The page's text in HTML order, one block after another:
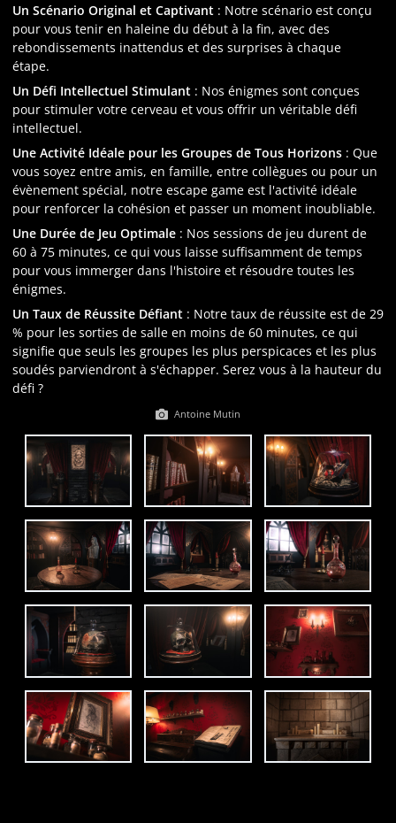
Un Scénario Original et Captivant : Notre scénario est conçu
pour vous tenir en haleine du début à la fin, avec des
rebondissements inattendus et des surprises à chaque
étape.
Un Défi Intellectuel Stimulant : Nos énigmes sont conçues
pour stimuler votre cerveau et vous offrir un véritable défi
intellectuel.
Une Activité Idéale pour les Groupes de Tous Horizons : Que
vous soyez entre amis, en famille, entre collègues ou pour un
évènement spécial, notre escape game est l'activité idéale
pour renforcer la cohésion et passer un moment inoubliable.
Une Durée de Jeu Optimale : Nos sessions de jeu durent de
60 à 75 minutes, ce qui vous laisse suffisamment de temps
pour vous immerger dans l'histoire et résoudre toutes les
énigmes.
Un Taux de Réussite Défiant : Notre taux de réussite est de 29
% pour les sorties de salle en moins de 60 minutes, ce qui
signifie que seuls les groupes les plus perspicaces et les plus
soudés parviendront à s'échapper. Serez vous à la hauteur du
défi ?
Antoine Mutin